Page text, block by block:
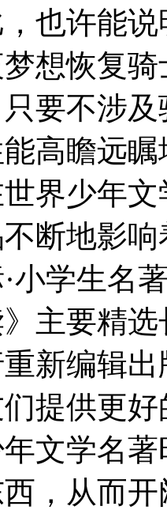
也许能
想恢复
要不涉
高瞻远
少年文
断地影
小学生名
主要精
重新编辑
提供更
文学名
，从而